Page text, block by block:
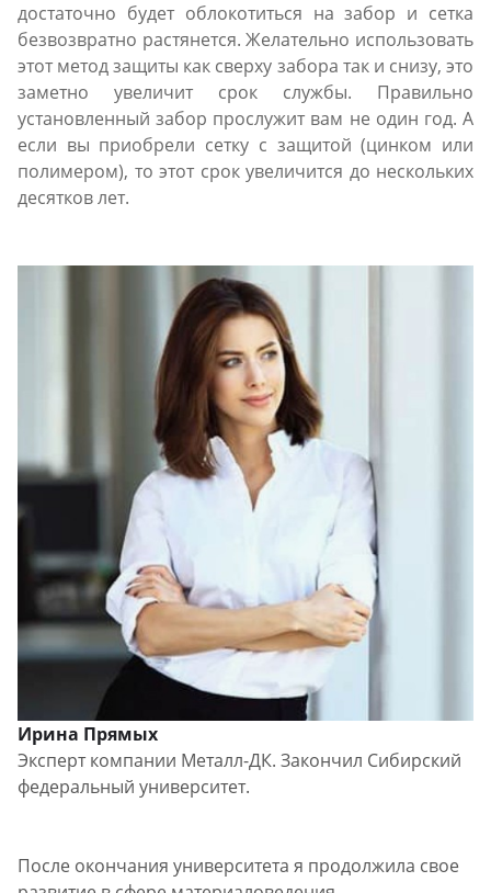
достаточно будет облокотиться на забор и сетка
безвозвратно растянется. Желательно использовать
этот метод защиты как сверху забора так и снизу, это
заметно увеличит срок службы. Правильно
установленный забор прослужит вам не один год. А
если вы приобрели сетку с защитой (цинком или
полимером), то этот срок увеличится до нескольких
десятков лет.
Ирина Прямых
Эксперт компании Металл-ДК. Закончил Сибирский
федеральный университет.
После окончания университета я продолжила свое